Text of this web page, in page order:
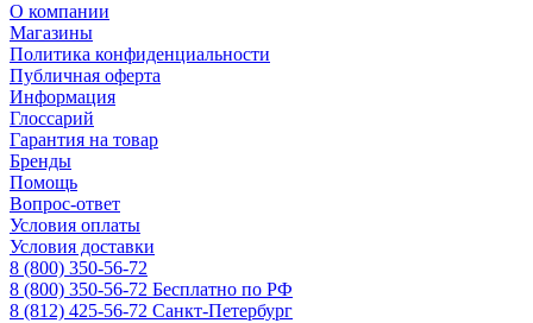
О компании
Магазины
Политика конфиденциальности
Публичная оферта
Информация
Глоссарий
Гарантия на товар
Бренды
Помощь
Вопрос-ответ
Условия оплаты
Условия доставки
8 (800) 350-56-72
8 (800) 350-56-72 Бесплатно по РФ
8 (812) 425-56-72 Санкт-Петербург